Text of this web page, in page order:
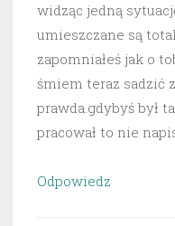
widząc jedną
umieszczane są
zapomniałeś jak o
śmiem teraz sadzić
prawda.gdybyś był
pracował to nie
Odpowiedz